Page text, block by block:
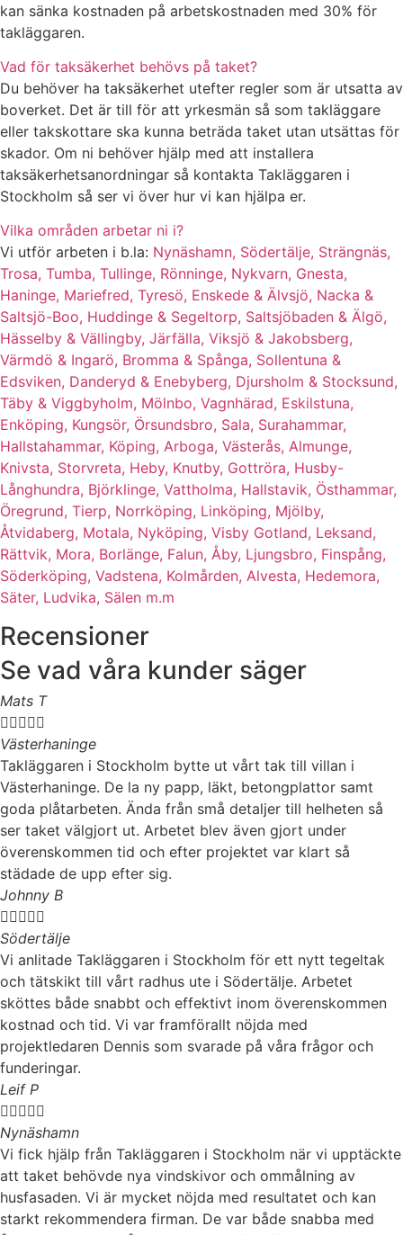
kan sänka kostnaden på arbetskostnaden med 30% för
takläggaren.
Vad för taksäkerhet behövs på taket?
Du behöver ha taksäkerhet utefter regler som är utsatta av
boverket. Det är till för att yrkesmän så som takläggare
eller takskottare ska kunna beträda taket utan utsättas för
skador. Om ni behöver hjälp med att installera
taksäkerhetsanordningar så kontakta Takläggaren i
Stockholm så ser vi över hur vi kan hjälpa er.
Vilka områden arbetar ni i?
Vi utför arbeten i b.la: Nynäshamn, Södertälje, Strängnäs,
Trosa, Tumba, Tullinge, Rönninge, Nykvarn, Gnesta,
Haninge, Mariefred, Tyresö, Enskede & Älvsjö, Nacka &
Saltsjö-Boo, Huddinge & Segeltorp, Saltsjöbaden & Älgö,
Hässelby & Vällingby, Järfälla, Viksjö & Jakobsberg,
Värmdö & Ingarö, Bromma & Spånga, Sollentuna &
Edsviken, Danderyd & Enebyberg, Djursholm & Stocksund,
Täby & Viggbyholm, Mölnbo, Vagnhärad, Eskilstuna,
Enköping, Kungsör, Örsundsbro, Sala, Surahammar,
Hallstahammar, Köping, Arboga, Västerås, Almunge,
Knivsta, Storvreta, Heby, Knutby, Gottröra, Husby-
Långhundra, Björklinge, Vattholma, Hallstavik, Östhammar,
Öregrund, Tierp, Norrköping, Linköping, Mjölby,
Åtvidaberg, Motala, Nyköping, Visby Gotland, Leksand,
Rättvik, Mora, Borlänge, Falun, Åby, Ljungsbro, Finspång,
Söderköping, Vadstena, Kolmården, Alvesta, Hedemora,
Säter, Ludvika, Sälen m.m
Recensioner
Se vad våra kunder säger
Mats T

Västerhaninge
Takläggaren i Stockholm bytte ut vårt tak till villan i
Västerhaninge. De la ny papp, läkt, betongplattor samt
goda plåtarbeten. Ända från små detaljer till helheten så
ser taket välgjort ut. Arbetet blev även gjort under
överenskommen tid och efter projektet var klart så
städade de upp efter sig.
Johnny B

Södertälje
Vi anlitade Takläggaren i Stockholm för ett nytt tegeltak
och tätskikt till vårt radhus ute i Södertälje. Arbetet
sköttes både snabbt och effektivt inom överenskommen
kostnad och tid. Vi var framförallt nöjda med
projektledaren Dennis som svarade på våra frågor och
funderingar.
Leif P

Nynäshamn
Vi fick hjälp från Takläggaren i Stockholm när vi upptäckte
att taket behövde nya vindskivor och ommålning av
husfasaden. Vi är mycket nöjda med resultatet och kan
starkt rekommendera firman. De var både snabba med